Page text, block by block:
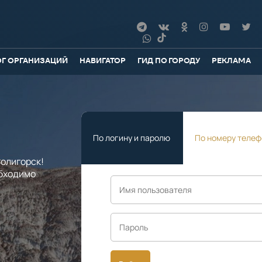
ОРГАНИЗАЦИЙ НАВИГАТОР ГИД ПО ГОРОДУ РЕКЛАМА
По логину и паролю По номеру